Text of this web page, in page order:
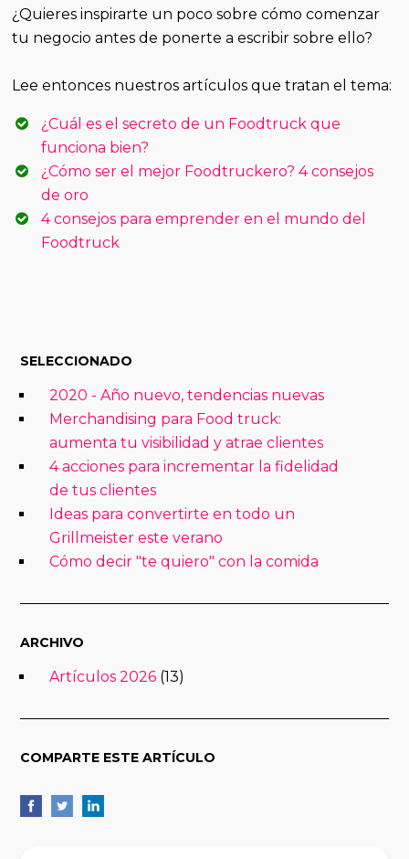
¿Quieres inspirarte un poco sobre cómo comenzar
tu negocio antes de ponerte a escribir sobre ello?
Lee entonces nuestros artículos que tratan el tema:
¿Cuál es el secreto de un Foodtruck que
funciona bien?
¿Cómo ser el mejor Foodtruckero? 4 consejos
de oro
4 consejos para emprender en el mundo del
Foodtruck
SELECCIONADO
2020 - Año nuevo, tendencias nuevas
Merchandising para Food truck:
aumenta tu visibilidad y atrae clientes
4 acciones para incrementar la fidelidad
de tus clientes
Ideas para convertirte en todo un
Grillmeister este verano
Cómo decir "te quiero" con la comida
ARCHIVO
Artículos 2026 (13)
COMPARTE ESTE ARTÍCULO